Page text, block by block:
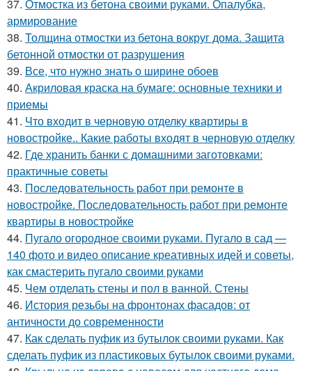
37. Отмостка из бетона своими руками. Опалубка,
армирование
38. Толщина отмостки из бетона вокруг дома. Защита
бетонной отмостки от разрушения
39. Все, что нужно знать о ширине обоев
40. Акриловая краска на бумаге: основные техники и
приемы
41. Что входит в черновую отделку квартиры в
новостройке.. Какие работы входят в черновую отделку
42. Где хранить банки с домашними заготовками:
практичные советы
43. Последовательность работ при ремонте в
новостройке. Последовательность работ при ремонте
квартиры в новостройке
44. Пугало огородное своими руками. Пугало в сад —
140 фото и видео описание креативных идей и советы,
как смастерить пугало своими руками
45. Чем отделать стены и пол в ванной. Стены
46. История резьбы на фронтонах фасадов: от
античности до современности
47. Как сделать пуфик из бутылок своими руками. Как
сделать пуфик из пластиковых бутылок своими руками.